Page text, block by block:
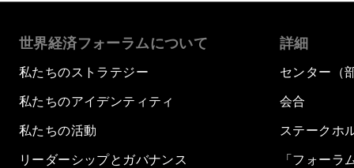
世界経済フォーラムについて
私たちのストラテジー
私たちのアイデンティティ
私たちの活動
リーダーシップとガバナンス
詳細
センター（
会合
ステークホ
「フォーラ